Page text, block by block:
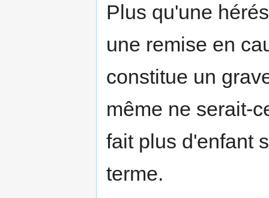
Plus qu'une
une remise en
constitue un
même ne serait-
fait plus d'enfant
terme.